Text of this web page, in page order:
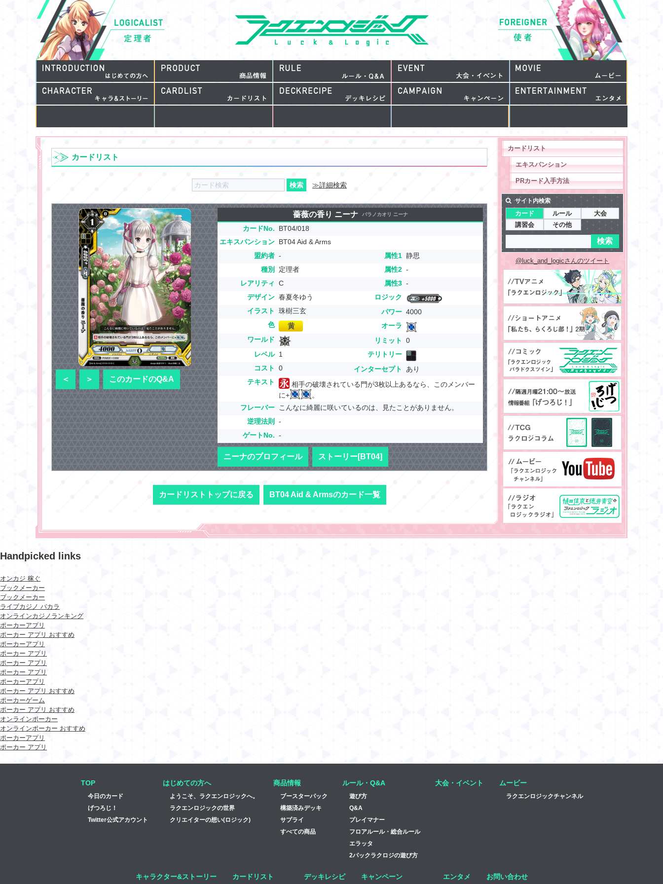
カードリスト
≫詳細検索
薔薇の香り ニーナ バラノカオリ ニーナ
カードNo.
BT04/018
エキスパンション BT04 Aid & Arms
盟約者 -
種別
定理者
レアリティ
C
デザイン 春夏冬ゆう
イラスト
珠樹三玄
色
ワールド
レベル 1
コスト
0
属性1 静思
属性2 -
属性3 -
ロジック
パワー 4000
オーラ
リミット
0
テリトリー
インターセプト
あり
テキスト
相手の破壊されている門が3枚以上あるなら、このメンバー
に+
。
フレーバー
こんなに綺麗に咲いているのは、見たことがありません。
逆理法則
-
ゲートNo. -
ニーナのプロフィール ストーリー[BT04]
＜ ＞ このカードのQ&A
カードリストトップに戻る BT04 Aid & Armsのカード一覧
カードリスト
エキスパンション
PRカード入手方法
サイト内検索
カード ルール
大会
講習会
その他
@luck_and_logicさんのツイート
Handpicked links
オンカジ 稼ぐ
ブックメーカー
ブックメーカー
ライブカジノ バカラ
オンラインカジノランキング
ポーカーアプリ
ポーカー アプリ おすすめ
ポーカーアプリ
ポーカー アプリ
ポーカー アプリ
ポーカー アプリ
ポーカーアプリ
ポーカー アプリ おすすめ
ポーカーゲーム
ポーカー アプリ おすすめ
オンラインポーカー
オンラインポーカー おすすめ
ポーカーアプリ
ポーカー アプリ
TOP
今日のカード
げつろじ！
Twitter公式アカウント
はじめての方へ
ようこそ、ラクエンロジックへ。
ラクエンロジックの世界
クリエイターの想い(ロジック)
商品情報
ブースターパック
構築済みデッキ
サプライ
すべての商品
ルール・Q&A
遊び方
Q&A
プレイマナー
フロアルール・総合ルール
エラッタ
2パックラクロジの遊び方
大会・イベント ムービー
ラクエンロジックチャンネル
キャラクター&ストーリー カードリスト デッキレシピ キャンペーン エンタメ お問い合わせ